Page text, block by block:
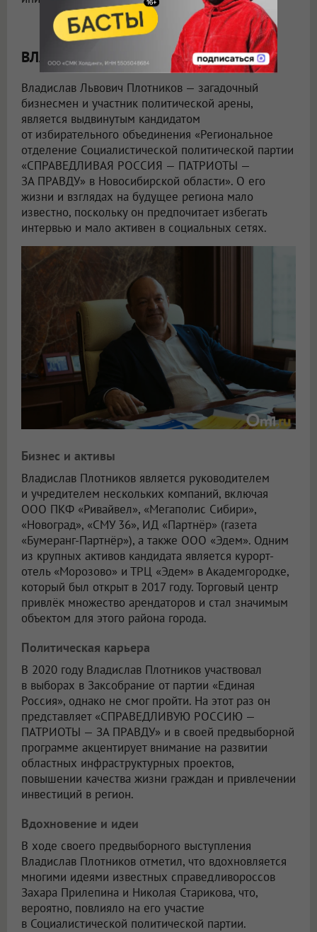
ВЛАДИСЛАВ ПЛОТНИКОВ
Владислав Львович Плотников — загадочный
бизнесмен и участник политической арены,
является выдвинутым кандидатом
от избирательного объединения «Региональное
отделение Социалистической политической партии
«СПРАВЕДЛИВАЯ РОССИЯ — ПАТРИОТЫ —
ЗА ПРАВДУ» в Новосибирской области». О его
жизни и взглядах на будущее региона мало
известно, поскольку он предпочитает избегать
интервью и мало активен в социальных сетях.
Бизнес и активы
Владислав Плотников является руководителем
и учредителем нескольких компаний, включая
ООО ПКФ «Ривайвел», «Мегаполис Сибири»,
«Новоград», «СМУ 36», ИД «Партнёр» (газета
«Бумеранг-Партнёр»), а также ООО «Эдем». Одним
из крупных активов кандидата является курорт-
отель «Морозово» и ТРЦ «Эдем» в Академгородке,
который был открыт в 2017 году. Торговый центр
привлёк множество арендаторов и стал значимым
объектом для этого района города.
Политическая карьера
В 2020 году Владислав Плотников участвовал
в выборах в Заксобрание от партии «Единая
Россия», однако не смог пройти. На этот раз он
представляет «СПРАВЕДЛИВУЮ РОССИЮ —
ПАТРИОТЫ — ЗА ПРАВДУ» и в своей предвыборной
программе акцентирует внимание на развитии
областных инфраструктурных проектов,
повышении качества жизни граждан и привлечении
инвестиций в регион.
Вдохновение и идеи
В ходе своего предвыборного выступления
Владислав Плотников отметил, что вдохновляется
многими идеями известных справедливороссов
Захара Прилепина и Николая Старикова, что,
вероятно, повлияло на его участие
в Социалистической политической партии.